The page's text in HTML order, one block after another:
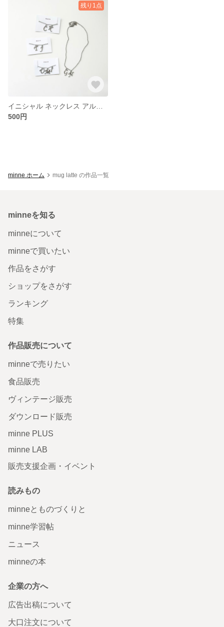
残り1点
500円
minne ホーム mug latte の作品一覧
minneを知る
minneについて
minneで買いたい
作品をさがす
ショップをさがす
ランキング
特集
作品販売について
minneで売りたい
食品販売
ヴィンテージ販売
ダウンロード販売
minne PLUS
minne LAB
販売支援企画・イベント
読みもの
minneとものづくりと
minne学習帖
ニュース
minneの本
企業の方へ
広告出稿について
大口注文について